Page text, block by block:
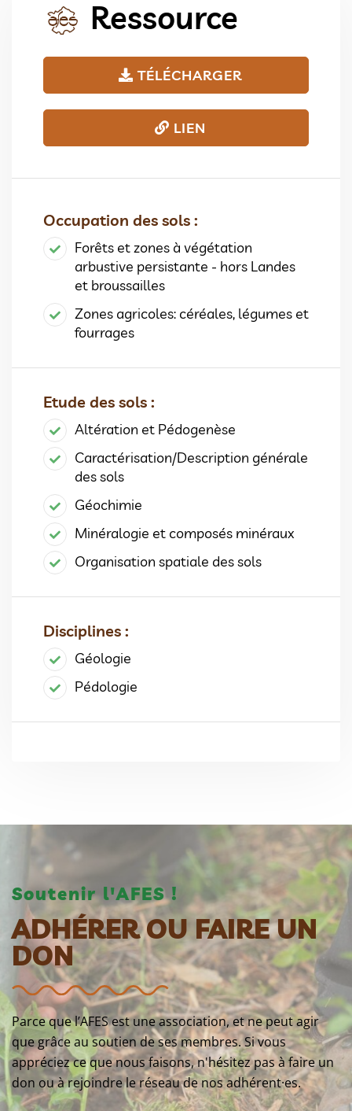
Ressource
TÉLÉCHARGER
LIEN
Occupation des sols :
Forêts et zones à végétation
arbustive persistante - hors Landes
et broussailles
Zones agricoles: céréales, légumes et
fourrages
Etude des sols :
Altération et Pédogenèse
Caractérisation/Description générale
des sols
Géochimie
Minéralogie et composés minéraux
Organisation spatiale des sols
Disciplines :
Géologie
Pédologie
Soutenir l'AFES !
ADHÉRER OU FAIRE UN
DON
Parce que l’AFES est une association, et ne peut agir
que grâce au soutien de ses membres. Si vous
appréciez ce que nous faisons, n'hésitez pas à faire un
don ou à rejoindre le réseau de nos adhérent·es.